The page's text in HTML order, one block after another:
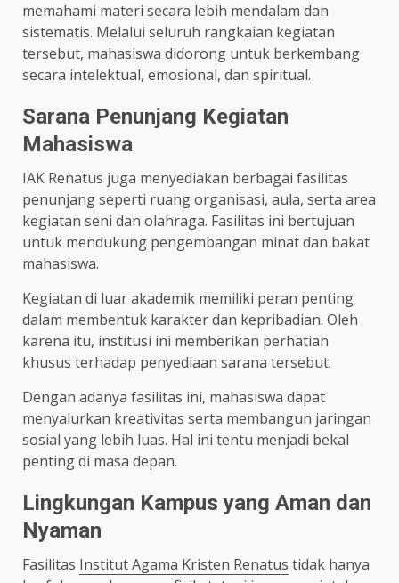
memahami materi secara lebih mendalam dan
sistematis. Melalui seluruh rangkaian kegiatan
tersebut, mahasiswa didorong untuk berkembang
secara intelektual, emosional, dan spiritual.
Sarana Penunjang Kegiatan
Mahasiswa
IAK Renatus juga menyediakan berbagai fasilitas
penunjang seperti ruang organisasi, aula, serta area
kegiatan seni dan olahraga. Fasilitas ini bertujuan
untuk mendukung pengembangan minat dan bakat
mahasiswa.
Kegiatan di luar akademik memiliki peran penting
dalam membentuk karakter dan kepribadian. Oleh
karena itu, institusi ini memberikan perhatian
khusus terhadap penyediaan sarana tersebut.
Dengan adanya fasilitas ini, mahasiswa dapat
menyalurkan kreativitas serta membangun jaringan
sosial yang lebih luas. Hal ini tentu menjadi bekal
penting di masa depan.
Lingkungan Kampus yang Aman dan
Nyaman
Fasilitas Institut Agama Kristen Renatus tidak hanya